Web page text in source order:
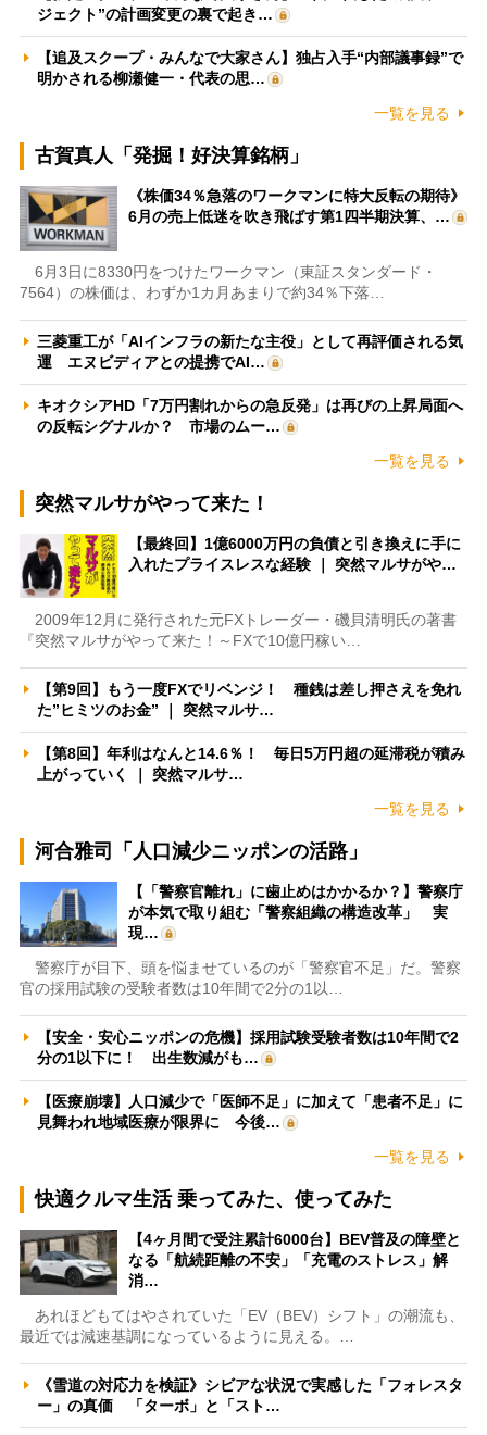
ジェクト”の計画変更の裏で起き…
【追及スクープ・みんなで大家さん】独占入手“内部議事録”で
明かされる柳瀬健一・代表の思…
一覧を見る
古賀真人「発掘！好決算銘柄」
《株価34％急落のワークマンに特大反転の期待》
6月の売上低迷を吹き飛ばす第1四半期決算、…
6月3日に8330円をつけたワークマン（東証スタンダード・
7564）の株価は、わずか1カ月あまりで約34％下落…
三菱重工が「AIインフラの新たな主役」として再評価される気
運 エヌビディアとの提携でAI…
キオクシアHD「7万円割れからの急反発」は再びの上昇局面へ
の反転シグナルか？ 市場のムー…
一覧を見る
突然マルサがやって来た！
【最終回】1億6000万円の負債と引き換えに手に
入れたプライスレスな経験 ｜ 突然マルサがや…
2009年12月に発行された元FXトレーダー・磯貝清明氏の著書
『突然マルサがやって来た！～FXで10億円稼い…
【第9回】もう一度FXでリベンジ！ 種銭は差し押さえを免れ
た”ヒミツのお金” ｜ 突然マルサ…
【第8回】年利はなんと14.6％！ 毎日5万円超の延滞税が積み
上がっていく ｜ 突然マルサ…
一覧を見る
河合雅司「人口減少ニッポンの活路」
【「警察官離れ」に歯止めはかかるか？】警察庁
が本気で取り組む「警察組織の構造改革」 実
現…
警察庁が目下、頭を悩ませているのが「警察官不足」だ。警察
官の採用試験の受験者数は10年間で2分の1以…
【安全・安心ニッポンの危機】採用試験受験者数は10年間で2
分の1以下に！ 出生数減がも…
【医療崩壊】人口減少で「医師不足」に加えて「患者不足」に
見舞われ地域医療が限界に 今後…
一覧を見る
快適クルマ生活 乗ってみた、使ってみた
【4ヶ月間で受注累計6000台】BEV普及の障壁と
なる「航続距離の不安」「充電のストレス」解
消…
あれほどもてはやされていた「EV（BEV）シフト」の潮流も、
最近では減速基調になっているように見える。…
《雪道の対応力を検証》シビアな状況で実感した「フォレスタ
ー」の真価 「ターボ」と「スト…